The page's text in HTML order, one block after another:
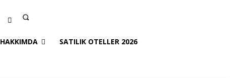
HAKKIMDA SATILIK OTELLER 2026